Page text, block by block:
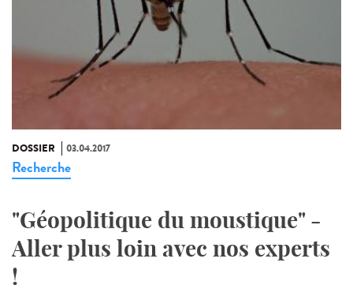
DOSSIER 03.04.2017
Recherche
"Géopolitique du moustique" -
Aller plus loin avec nos experts
!